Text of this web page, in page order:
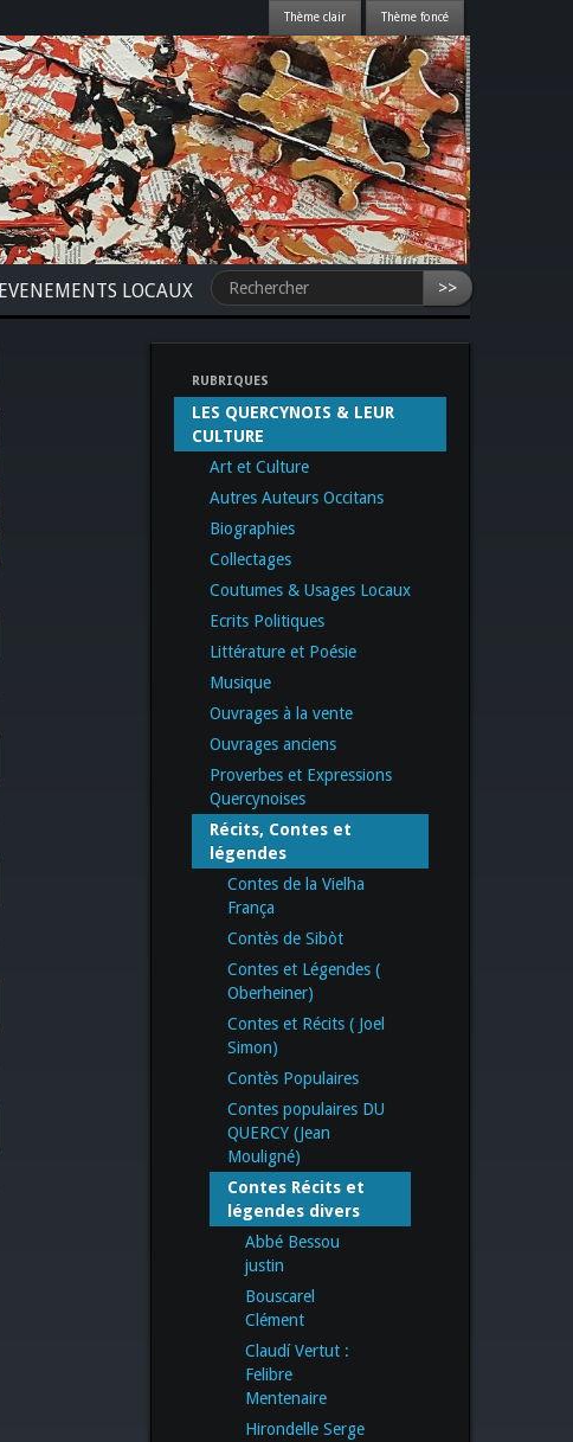
LOCAUX >>
RUBRIQUES
LES QUERCYNOIS & LEUR
CULTURE
Art et Culture
Autres Auteurs Occitans
Biographies
Collectages
Coutumes & Usages Locaux
Ecrits Politiques
Littérature et Poésie
Musique
Ouvrages à la vente
Ouvrages anciens
Proverbes et Expressions
Quercynoises
Récits, Contes et
légendes
Contes de la Vielha
França
Contès de Sibòt
Contes et Légendes (
Oberheiner)
Contes et Récits ( Joel
Simon)
Contès Populaires
Contes populaires DU
QUERCY (Jean
Mouligné)
Contes Récits et
légendes divers
Abbé Bessou
justin
Bouscarel
Clément
Claudí Vertut :
Felibre
Mentenaire
Hirondelle Serge